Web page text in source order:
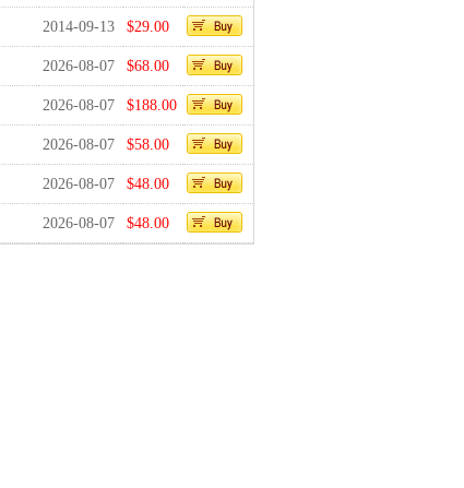
2014-09-13 $29.00
2026-08-07 $68.00
2026-08-07 $188.00
2026-08-07 $58.00
2026-08-07 $48.00
2026-08-07 $48.00